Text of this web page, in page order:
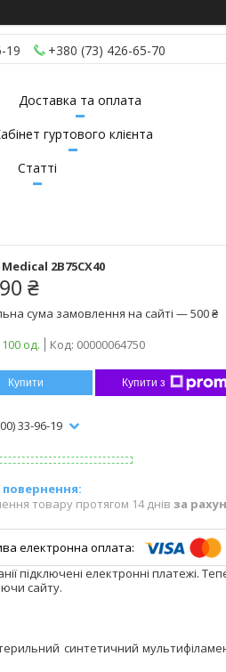
19 +380 (73) 426-65-70
Доставка та оплата
гуртового клієнта
Статті
2B75CX40
₴
сума замовлення на сайті — 500 ₴
од.
Код: 00000064750
Купити Купити з
33-96-19
товару протягом 14 днів за
підключені електронні платежі.
сайту.
синтетичний